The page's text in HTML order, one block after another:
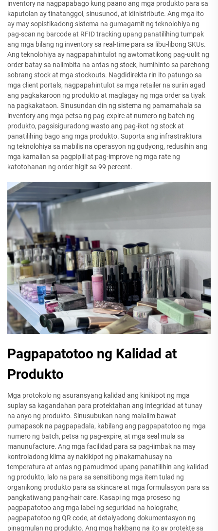
inventory na nagpapabago kung paano ang mga produkto para sa
kaputolan ay tinatanggol, sinusunod, at idinistribute. Ang mga ito
ay may sopistikadong sistema na gumagamit ng teknolohiya ng
pag-scan ng barcode at RFID tracking upang panatilihing tumpak
ang mga bilang ng inventory sa real-time para sa libu-libong SKUs.
Ang teknolohiya ay nagpapahintulot ng awtomatikong pag-uulit ng
order batay sa naiimbita na antas ng stock, humihinto sa parehong
sobrang stock at mga stockouts. Nagdidirekta rin ito patungo sa
mga client portals, nagpapahintulot sa mga retailer na suriin agad
ang pagkakaroon ng produkto at maglagay ng mga order sa tiyak
na pagkakataon. Sinusundan din ng sistema ng pamamahala sa
inventory ang mga petsa ng pag-expire at numero ng batch ng
produkto, pagsisiguradong wasto ang pag-ikot ng stock at
panatilihing bago ang mga produkto. Suporta ang infrastraktura
ng teknolohiya sa mabilis na operasyon ng gudyong, redusihin ang
mga kamalian sa pagpipili at pag-improve ng mga rate ng
katotohanan ng order higit sa 99 percent.
Pagpapatotoo ng Kalidad at
Produkto
Mga protokolo ng asuransyang kalidad ang kinikipot ng mga
suplay sa kagandahan para protektahan ang integridad at tunay
na anyo ng produkto. Sinusubukan nang malalim bawat
pumapasok na pagpapadala, kabilang ang pagpapatotoo ng mga
numero ng batch, petsa ng pag-expire, at mga seal mula sa
manunufacture. Ang mga facilidad para sa pag-iimbak na may
kontroladong klima ay nakikipot ng pinakamahusay na
temperatura at antas ng pamudmod upang panatilihin ang kalidad
ng produkto, lalo na para sa sensitibong mga item tulad ng
organikong produkto para sa skincare at mga formulasyon para sa
pangkatiwang pang-hair care. Kasapi ng mga proseso ng
pagpapatotoo ang mga label ng seguridad na holograhe,
pagpapatotoo ng QR code, at detalyadong dokumentasyon ng
pinagmulan ng produkto. Ang mga hakbang na ito ay protekte sa